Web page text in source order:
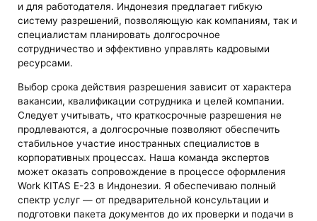
и для работодателя. Индонезия предлагает гибкую
систему разрешений, позволяющую как компаниям, так и
специалистам планировать долгосрочное
сотрудничество и эффективно управлять кадровыми
ресурсами.
Выбор срока действия разрешения зависит от характера
вакансии, квалификации сотрудника и целей компании.
Следует учитывать, что краткосрочные разрешения не
продлеваются, а долгосрочные позволяют обеспечить
стабильное участие иностранных специалистов в
корпоративных процессах. Наша команда экспертов
может оказать сопровождение в процессе оформления
Work KITAS E-23 в Индонезии. Я обеспечиваю полный
спектр услуг — от предварительной консультации и
подготовки пакета документов до их проверки и подачи в